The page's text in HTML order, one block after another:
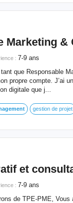
Marketing &
: 7-9 ans
que Responsable
propre compte. J’ai
digitale que j...
gestion de projet
et
: 7-9 ans
de TPE-PME,